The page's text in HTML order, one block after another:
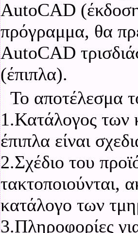
AutoCAD
πρόγραμμα, θα
AutoCAD
(έπιπλα).
Το αποτέλεσμα
1.Κατάλογος των
έπιπλα είναι
2.Σχέδιο του
τακτοποιούνται,
κατάλογο των
3.Πληροφορίες